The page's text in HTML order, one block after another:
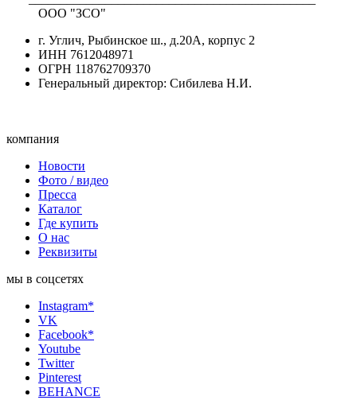
ООО "ЗСО"
г. Углич, Рыбинское ш., д.20А, корпус 2
ИНН 7612048971
ОГРН 118762709370
Генеральный директор: Сибилева Н.И.
компания
Новости
Фото / видео
Пресса
Каталог
Где купить
О нас
Реквизиты
мы в соцсетях
Instagram*
VK
Facebook*
Youtube
Twitter
Pinterest
BEHANCE